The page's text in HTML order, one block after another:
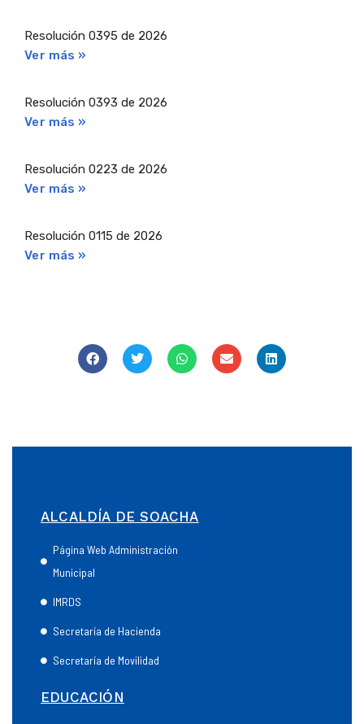
Resolución 0395 de 2026
Ver más »
Resolución 0393 de 2026
Ver más »
Resolución 0223 de 2026
Ver más »
Resolución 0115 de 2026
Ver más »
ALCALDÍA DE SOACHA
Página Web Administración
Municipal
IMRDS
Secretaría de Hacienda
Secretaría de Movilidad
EDUCACIÓN